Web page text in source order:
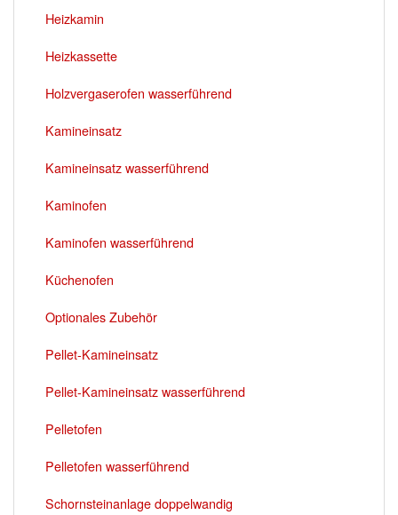
Heizkamin
Heizkassette
Holzvergaserofen wasserführend
Kamineinsatz
Kamineinsatz wasserführend
Kaminofen
Kaminofen wasserführend
Küchenofen
Optionales Zubehör
Pellet-Kamineinsatz
Pellet-Kamineinsatz wasserführend
Pelletofen
Pelletofen wasserführend
Schornsteinanlage doppelwandig